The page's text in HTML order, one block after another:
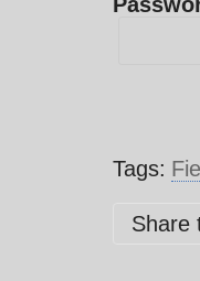
Tags:
Share